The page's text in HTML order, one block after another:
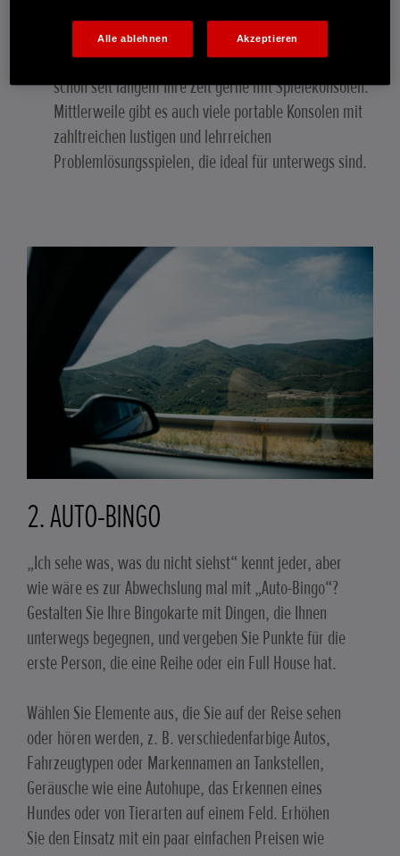
Zu Hause vertreiben sich Kinder und Jugendliche
schon seit langem Ihre Zeit gerne mit Spielekonsolen.
Mittlerweile gibt es auch viele portable Konsolen mit
zahltreichen lustigen und lehrreichen
Problemlösungsspielen, die ideal für unterwegs sind.
2. AUTO-BINGO
„Ich sehe was, was du nicht siehst“ kennt jeder, aber
wie wäre es zur Abwechslung mal mit „Auto-Bingo“?
Gestalten Sie Ihre Bingokarte mit Dingen, die Ihnen
unterwegs begegnen, und vergeben Sie Punkte für die
erste Person, die eine Reihe oder ein Full House hat.
Wählen Sie Elemente aus, die Sie auf der Reise sehen
oder hören werden, z. B. verschiedenfarbige Autos,
Fahrzeugtypen oder Markennamen an Tankstellen,
Geräusche wie eine Autohupe, das Erkennen eines
Hundes oder von Tierarten auf einem Feld. Erhöhen
Sie den Einsatz mit ein paar einfachen Preisen wie
Alle ablehnen Akzeptieren